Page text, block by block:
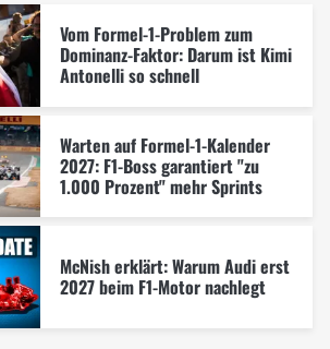
Vom Formel-1-Problem zum
Dominanz-Faktor: Darum ist Kimi
Antonelli so schnell
Warten auf Formel-1-Kalender
2027: F1-Boss garantiert "zu
1.000 Prozent" mehr Sprints
McNish erklärt: Warum Audi erst
2027 beim F1-Motor nachlegt